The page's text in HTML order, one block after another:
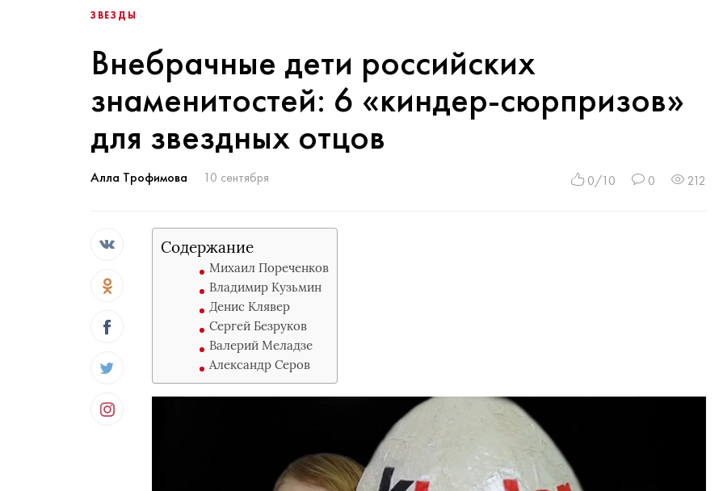
ЗВЕЗДЫ
Внебрачные дети российских
знаменитостей: 6 «киндер-сюрпризов»
для звездных отцов
Алла Трофимова 10 сентября 0/10 0 212
Содержание
Михаил Пореченков
Владимир Кузьмин
Денис Клявер
Сергей Безруков
Валерий Меладзе
Александр Серов